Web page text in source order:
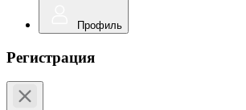
Профиль
Регистрация